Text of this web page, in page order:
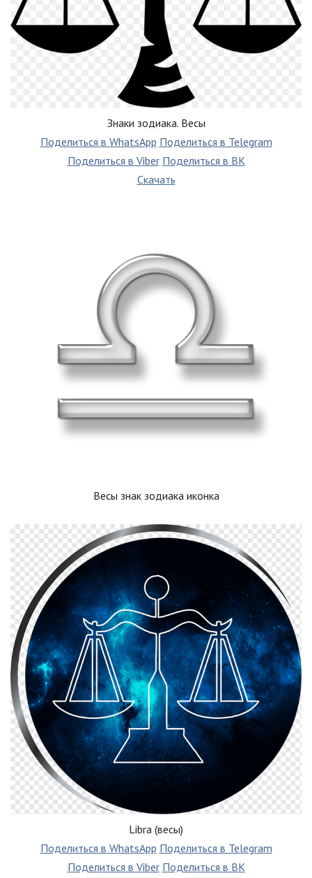
Знаки зодиака. Весы
Поделиться в WhatsApp Поделиться в Telegram
Поделиться в Viber Поделиться в ВК
Скачать
Весы знак зодиака иконка
Libra (весы)
Поделиться в WhatsApp Поделиться в Telegram
Поделиться в Viber Поделиться в ВК